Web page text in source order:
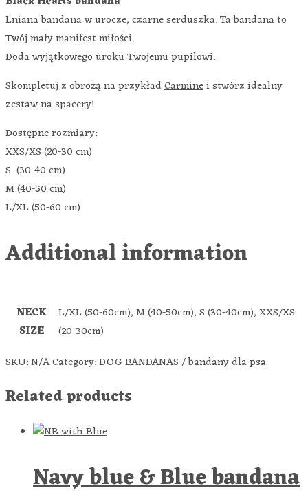
Lniana bandana w urocze, czarne serduszka. Ta bandana to
Twój mały manifest miłości.
Doda wyjątkowego uroku Twojemu pupilowi.
Skompletuj z obrożą na przykładCarminei stwórz idealny
zestaw na spacery!
Dostępne rozmiary:
XXS/XS (20-30 cm)
S (30-40 cm)
M (40-50 cm)
L/XL (50-60 cm)
Additional information
NECK
SIZE
L/XL (50-60cm), M (40-50cm), S (30-40cm), XXS/XS
(20-30cm)
SKU:N/ACategory:DOG BANDANAS / bandany dla psa
Related products
Navy blue & Blue bandana